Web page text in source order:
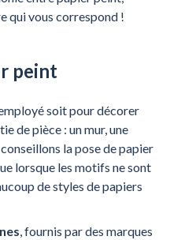
qui vous correspond !
peint
soit pour décorer
de pièce : un mur, une
la pose de papier
lorsque les motifs ne sont
de styles de papiers
, fournis par des marques